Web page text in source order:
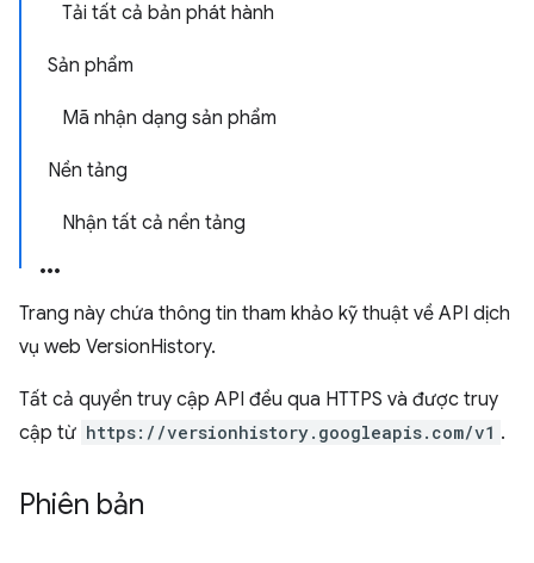
Tải tất cả bản phát hành
Sản phẩm
Mã nhận dạng sản phẩm
Nền tảng
Nhận tất cả nền tảng
Trang này chứa thông tin tham khảo kỹ thuật về API dịch
vụ web VersionHistory.
Tất cả quyền truy cập API đều qua HTTPS và được truy
cập từ https://versionhistory.googleapis.com/v1 .
Phiên bản